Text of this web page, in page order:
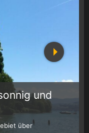
und
über